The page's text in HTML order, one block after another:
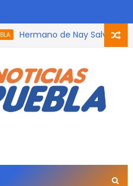
Hermano de Nay Salvatori